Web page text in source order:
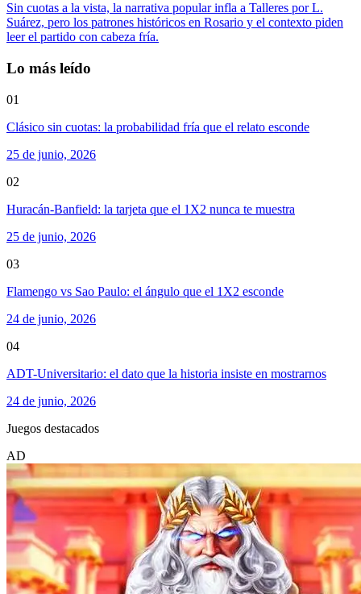
Sin cuotas a la vista, la narrativa popular infla a Talleres por L.
Suárez, pero los patrones históricos en Rosario y el contexto piden
leer el partido con cabeza fría.
Lo más leído
01
Clásico sin cuotas: la probabilidad fría que el relato esconde
25 de junio, 2026
02
Huracán-Banfield: la tarjeta que el 1X2 nunca te muestra
25 de junio, 2026
03
Flamengo vs Sao Paulo: el ángulo que el 1X2 esconde
24 de junio, 2026
04
ADT-Universitario: el dato que la historia insiste en mostrarnos
24 de junio, 2026
Juegos destacados
AD